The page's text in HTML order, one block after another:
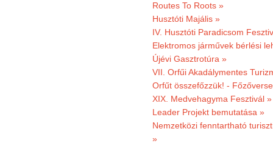
Routes To Roots »
Husztóti Majális »
IV. Husztóti Paradicsom
Elektromos járművek bérlési
Újévi Gasztrotúra »
VII. Orfűi Akadálymentes
Orfűt összefőzzük! -
XIX. Medvehagyma Fesztivál »
Leader Projekt bemutatása »
Nemzetközi fenntartható
»